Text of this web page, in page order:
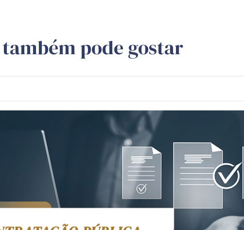
também pode gostar